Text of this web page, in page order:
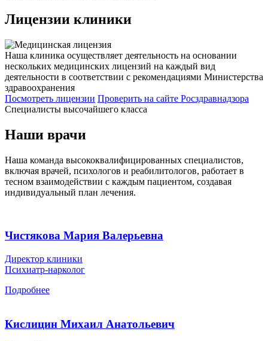
Лицензии клиники
Наша клиника осуществляет деятельность на основании
нескольких медицинских лицензий на каждый вид
деятельности в соответствии с рекомендациями Министерства
здравоохранения
Посмотреть лицензии Проверить на сайте Росздравнадзора
Специалисты высочайшего класса
Наши врачи
Наша команда высококвалифицированных специалистов,
включая врачей, психологов и реабилитологов, работает в
тесном взаимодействии с каждым пациентом, создавая
индивидуальный план лечения.
Чистякова Мария Валерьевна
Директор клиники
Психиатр-нарколог
Подробнее
Кислицин Михаил Анатольевич